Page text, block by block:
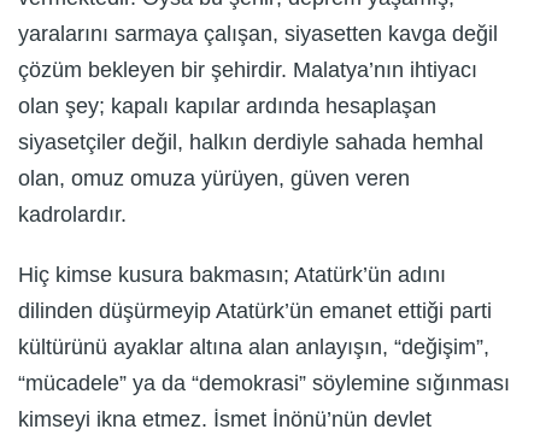
yaralarını sarmaya çalışan, siyasetten kavga değil
çözüm bekleyen bir şehirdir. Malatya’nın ihtiyacı
olan şey; kapalı kapılar ardında hesaplaşan
siyasetçiler değil, halkın derdiyle sahada hemhal
olan, omuz omuza yürüyen, güven veren
kadrolardır.
Hiç kimse kusura bakmasın; Atatürk’ün adını
dilinden düşürmeyip Atatürk’ün emanet ettiği parti
kültürünü ayaklar altına alan anlayışın, “değişim”,
“mücadele” ya da “demokrasi” söylemine sığınması
kimseyi ikna etmez. İsmet İnönü’nün devlet